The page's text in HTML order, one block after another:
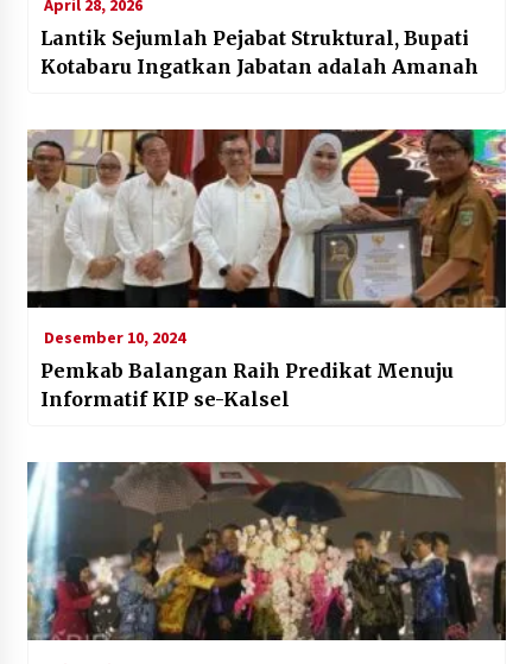
Lantik Sejumlah Pejabat Struktural, Bupati
Kotabaru Ingatkan Jabatan adalah Amanah
Desember 10, 2024
Pemkab Balangan Raih Predikat Menuju
Informatif KIP se-Kalsel